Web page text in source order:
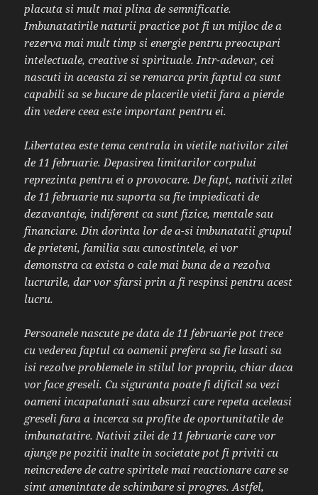
placuta si mult mai plina de semnificatie.
Imbunatatirile naturii practice pot fi un mijloc de a
rezerva mai mult timp si energie pentru preocupari
intelectuale, creative si spirituale. Intr-adevar, cei
nascuti in aceasta zi se remarca prin faptul ca sunt
capabili sa se bucure de placerile vietii fara a pierde
din vedere ceea este important pentru ei.
Libertatea este tema centrala in vietile nativilor zilei
de 11 februarie. Depasirea limitarilor corpului
reprezinta pentru ei o provocare. De fapt, nativii zilei
de 11 februarie nu suporta sa fie impiedicati de
dezavantaje, indiferent ca sunt fizice, mentale sau
financiare. Din dorinta lor de a-si imbunatatii grupul
de prieteni, familia sau cunostintele, ei vor
demonstra ca exista o cale mai buna de a rezolva
lucrurile, dar vor sfarsi prin a fi respinsi pentru acest
lucru.
Persoanele nascute pe data de 11 februarie pot trece
cu vederea faptul ca oamenii prefera sa fie lasati sa
isi rezolve problemele in stilul lor propriu, chiar daca
vor face greseli. Cu siguranta poate fi dificil sa vezi
oameni incapatanati sau absurzi care repeta aceleasi
greseli fara a incerca sa profite de oportunitatile de
imbunatatire. Nativii zilei de 11 februarie care vor
ajunge pe pozitii inalte in societate pot fi priviti cu
neincredere de catre spiritele mai reactionare care se
simt amenintate de schimbare si progres. Astfel,